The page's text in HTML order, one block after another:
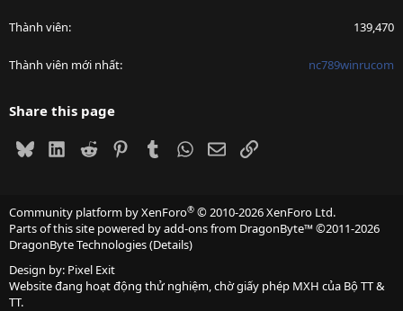
Thành viên 139,470
Thành viên mới nhất nc789winrucom
Share this page
BlueskyLinkedIn
Reddit PinterestTumblrWhatsApp
EmailLink
Community platform by XenForo® © 2010-2026 XenForo Ltd.
Parts of this site powered byadd-ons from DragonByte™©2011-2026
DragonByte Technologies(Details)
Design by: Pixel Exit
Website đang hoạt động thử nghiệm, chờ giấy phép MXH của Bộ TT &
TT.